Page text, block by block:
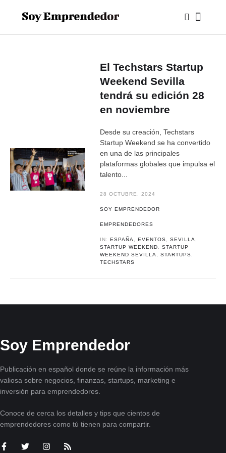
El Techstars Startup
Weekend Sevilla
tendrá su edición 28
en noviembre
Desde su creación, Techstars
Startup Weekend se ha convertido
en una de las principales
plataformas globales que impulsa el
talento...
28 OCTUBRE, 2024
SOY EMPRENDEDOR
EMPRENDEDORES
IN:ESPAÑA ,EVENTOS ,SEVILLA
STARTUP WEEKEND
,STARTUP
WEEKEND SEVILLA
,STARTUPS
TECHSTARS
Soy Emprendedor
Publicación en español donde se reúne la información más
valiosa sobre negocios, finanzas, startups, marketing e
inversión para emprendedores.
Conoce de cerca los detalles y tips que cientos de
emprendedores como tú tienen para compartir.